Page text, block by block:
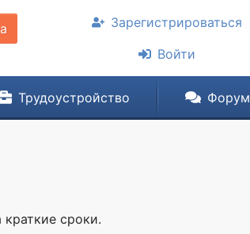
Зарегистрироваться
Войти
Трудоустройство Форум
сроки.